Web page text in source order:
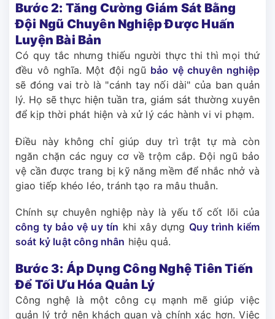
Bước 2: Tăng Cường Giám Sát Bằng
Đội Ngũ Chuyên Nghiệp Được Huấn
Luyện Bài Bản
Có quy tắc nhưng thiếu người thực thi thì mọi thứ
đều vô nghĩa. Một đội ngũ bảo vệ chuyên nghiệp
sẽ đóng vai trò là "cánh tay nối dài" của ban quản
lý. Họ sẽ thực hiện tuần tra, giám sát thường xuyên
để kịp thời phát hiện và xử lý các hành vi vi phạm.
Điều này không chỉ giúp duy trì trật tự mà còn
ngăn chặn các nguy cơ về trộm cắp. Đội ngũ bảo
vệ cần được trang bị kỹ năng mềm để nhắc nhở và
giao tiếp khéo léo, tránh tạo ra mâu thuẫn.
Chính sự chuyên nghiệp này là yếu tố cốt lõi của
công ty bảo vệ uy tín khi xây dựng Quy trình kiểm
soát kỷ luật công nhân hiệu quả.
Bước 3: Áp Dụng Công Nghệ Tiên Tiến
Để Tối Ưu Hóa Quản Lý
Công nghệ là một công cụ mạnh mẽ giúp việc
quản lý trở nên khách quan và chính xác hơn. Việc